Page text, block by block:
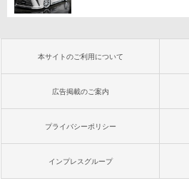
本サイトのご利用について
広告掲載のご案内
プライバシーポリシー
インプレスグループ